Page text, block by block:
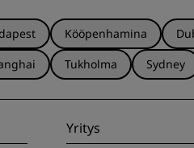
Kööpenhamina
Tukholma Sydney
Yritys